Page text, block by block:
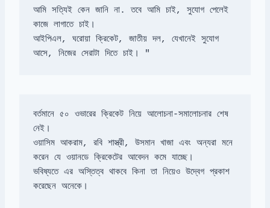
আমি সত্যিই কেন জানি না. তবে আমি চাই, সুযোগ পেলেই
আইপিএল, ঘরোয়া ক্রিকেট, জাতীয় দল, যেখানেই সুযোগ
আসে, নিজের সেরাটা দিতে চাই। "
বর্তমানে ৫০ ওভারের ক্রিকেট নিয়ে আলোচনা-সমালোচনার শেষ
ওয়াসিম আকরাম, রবি শাস্ত্রী, উসমান খাজা এবং অন্যরা মনে
ভবিষ্যতে এর অস্তিত্ব থাকবে কিনা তা নিয়েও উদ্বেগ প্রকাশ
করেছেন অনেকে।